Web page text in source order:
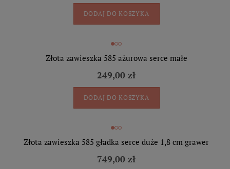
DODAJ DO KOSZYKA
Złota zawieszka 585 ażurowa serce małe
249,00 zł
DODAJ DO KOSZYKA
Złota zawieszka 585 gładka serce duże 1,8 cm grawer
749,00 zł